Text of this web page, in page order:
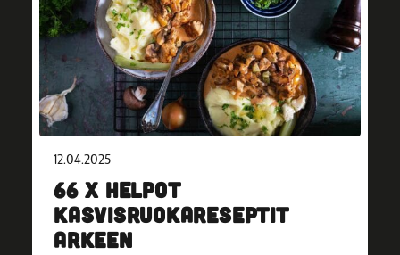
12.04.2025
66 X HELPOT
KASVISRUOKARESEPTIT
ARKEEN